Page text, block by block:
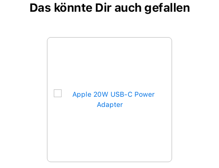
Das könnte Dir auch gefallen
Produktgalerie überspringen